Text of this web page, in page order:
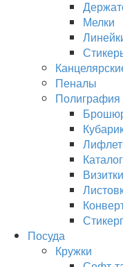
Мелки
Пеналы
Полиграфия
Визитки
Посуда
Кружки